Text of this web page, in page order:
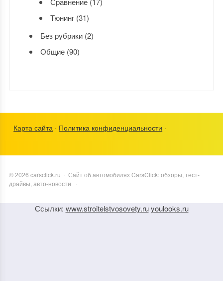
Тюнинг(31)
Без рубрики(2)
Общие(90)
Карта сайта · Политика конфиденциальности ·
©2026 carsclick.ru · Сайт об автомобилях CarsClick: обзоры, тест-
драйвы, авто-новости
·
Ссылки: www.stroitelstvosovety.ru youlooks.ru